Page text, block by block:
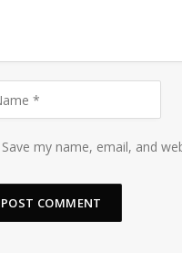
Save my name, email, and